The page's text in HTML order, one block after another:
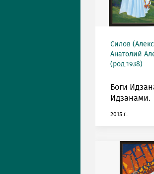
Силов
Анатолий
(род.1938)
Боги
Идзанами.
2015 г.